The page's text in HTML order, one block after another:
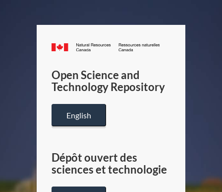
Canada.ca
/
Canada
Open Science and
Technology Repository
English
Dépôt ouvert des
sciences et technologie